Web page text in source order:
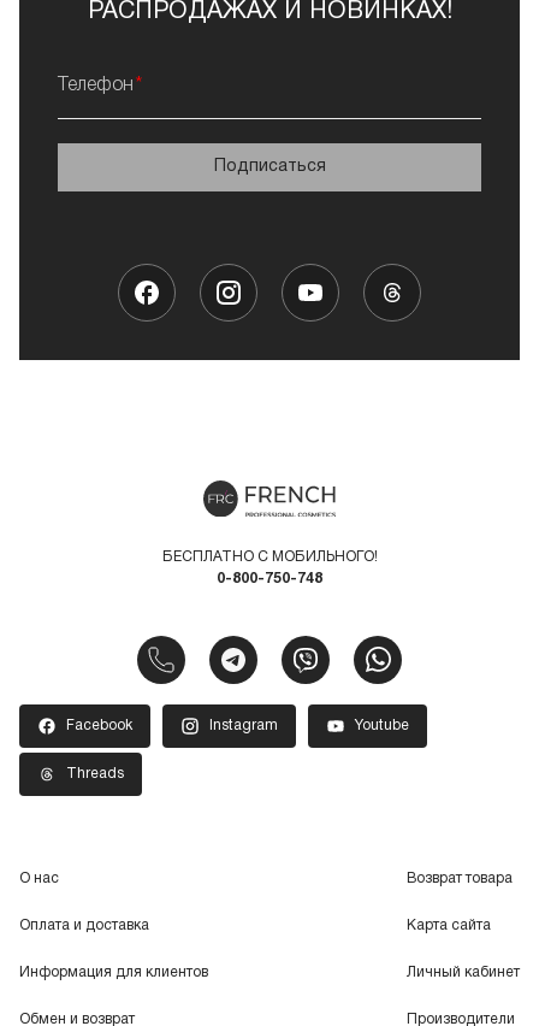
РАСПРОДАЖАХ И НОВИНКАХ!
Телефон
Подписаться
БЕСПЛАТНО С МОБИЛЬНОГО!
0-800-750-748
Facebook Instagram Youtube
Threads
О нас
Оплата и доставка
Информация для клиентов
Обмен и возврат
Возврат товара
Карта сайта
Личный кабинет
Производители